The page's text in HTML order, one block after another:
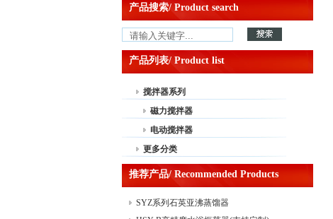
产品搜索/ Product search
产品列表/ Product list
搅拌器系列
磁力搅拌器
电动搅拌器
更多分类
推荐产品/ Recommended Products
SYZ系列石英亚沸蒸馏器